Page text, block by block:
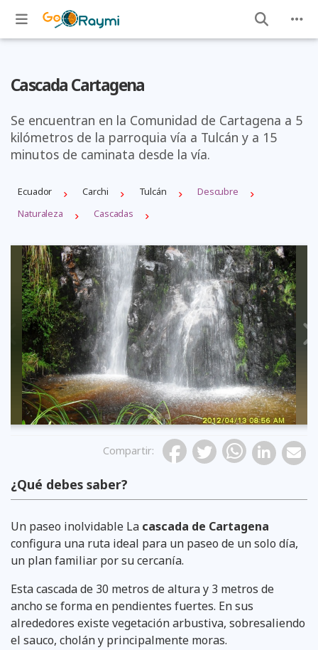
Cascada Cartagena
Se encuentran en la Comunidad de Cartagena a 5
kilómetros de la parroquia vía a Tulcán y a 15
minutos de caminata desde la vía.
Ecuador Carchi Tulcán
Descubre
Naturaleza
Cascadas
Previous
Compartir:
¿Qué debes saber?
Un paseo inolvidable La cascada de Cartagena
configura una ruta ideal para un paseo de un solo día,
un plan familiar por su cercanía.
Esta cascada de 30 metros de altura y 3 metros de
ancho se forma en pendientes fuertes. En sus
alrededores existe vegetación arbustiva, sobresaliendo
el sauco, cholán y principalmente moras.